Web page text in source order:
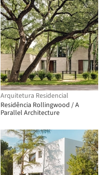
Arquitetura Residencial
Residência Rollingwood / A
Parallel Architecture